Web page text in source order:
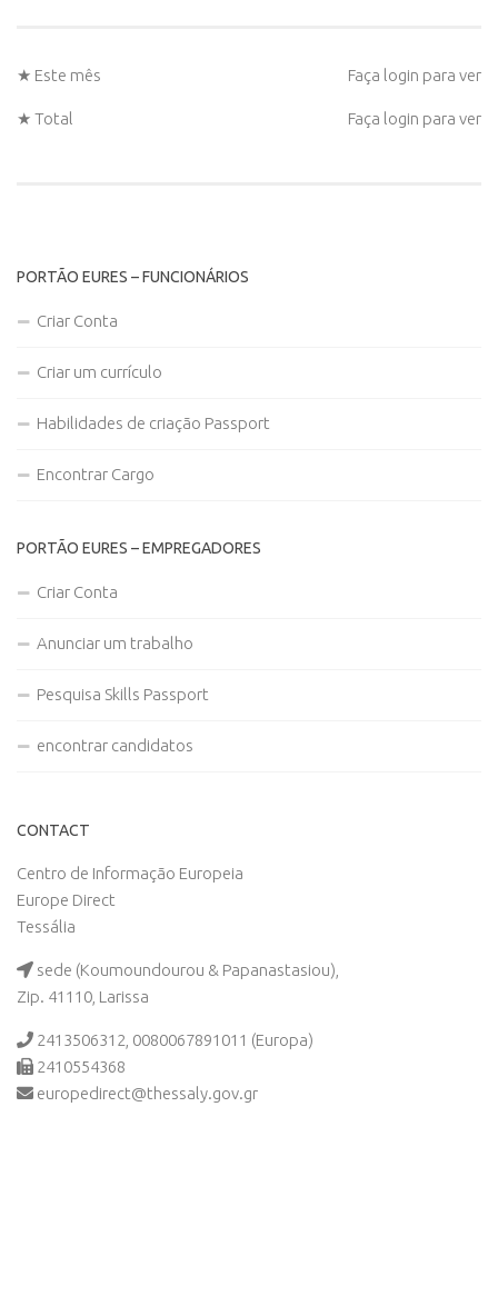
★ Este mês Faça login para ver
★ Total Faça login para ver
PORTÃO EURES – FUNCIONÁRIOS
Criar Conta
Criar um currículo
Habilidades de criação Passport
Encontrar Cargo
PORTÃO EURES – EMPREGADORES
Criar Conta
Anunciar um trabalho
Pesquisa Skills Passport
encontrar candidatos
CONTACT
Centro de Informação Europeia
Europe Direct
Tessália
sede (Koumoundourou & Papanastasiou),
Zip. 41110, Larissa
2413506312, 0080067891011 (Europa)
2410554368
europedirect@thessaly.gov.gr